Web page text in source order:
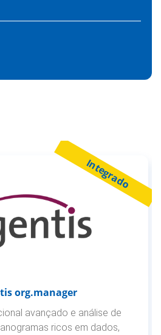
Integrado
org.manager
avançado e análise de
ricos em dados,